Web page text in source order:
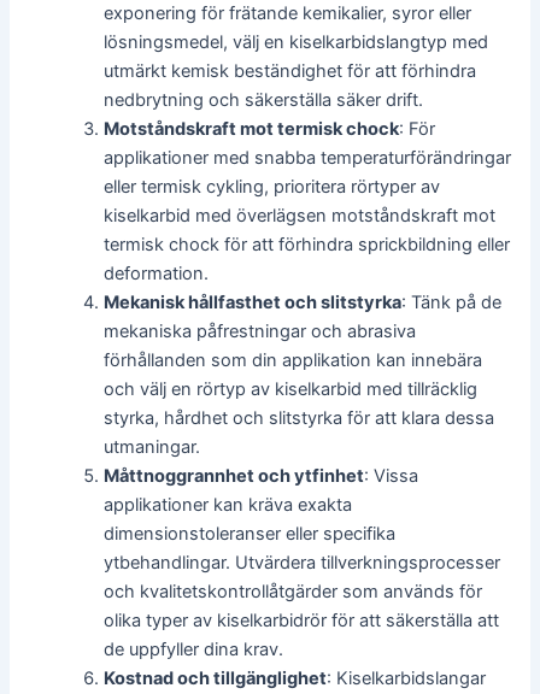
exponering för frätande kemikalier, syror eller
lösningsmedel, välj en kiselkarbidslangtyp med
utmärkt kemisk beständighet för att förhindra
nedbrytning och säkerställa säker drift.
Motståndskraft mot termisk chock: För
applikationer med snabba temperaturförändringar
eller termisk cykling, prioritera rörtyper av
kiselkarbid med överlägsen motståndskraft mot
termisk chock för att förhindra sprickbildning eller
deformation.
Mekanisk hållfasthet och slitstyrka: Tänk på de
mekaniska påfrestningar och abrasiva
förhållanden som din applikation kan innebära
och välj en rörtyp av kiselkarbid med tillräcklig
styrka, hårdhet och slitstyrka för att klara dessa
utmaningar.
Måttnoggrannhet och ytfinhet: Vissa
applikationer kan kräva exakta
dimensionstoleranser eller specifika
ytbehandlingar. Utvärdera tillverkningsprocesser
och kvalitetskontrollåtgärder som används för
olika typer av kiselkarbidrör för att säkerställa att
de uppfyller dina krav.
Kostnad och tillgänglighet: Kiselkarbidslangar